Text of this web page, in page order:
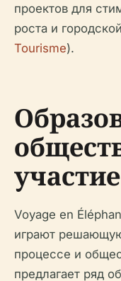
проектов для
роста и
Tourisme).
участие
Voyage en
играют
процессе и
предлагает ряд